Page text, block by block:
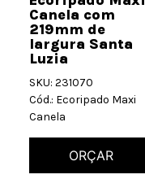
Canela com
219mm de
largura Santa
Luzia
SKU: 231070
Cód.: Ecoripado Maxi
Canela
ORÇAR